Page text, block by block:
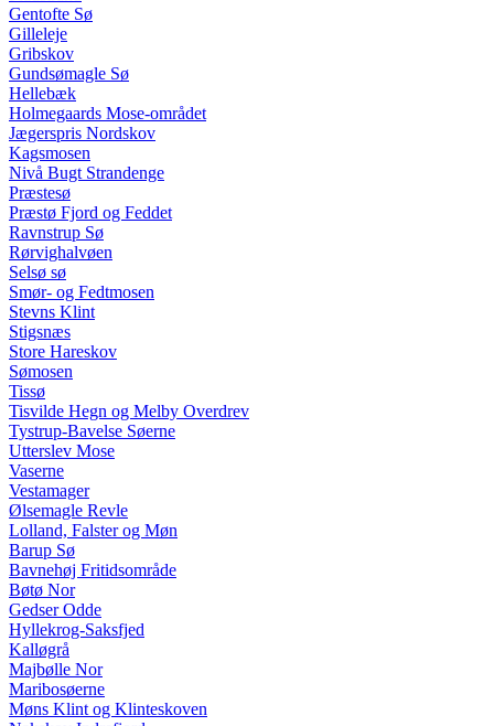
Gentofte Sø
Gilleleje
Gribskov
Gundsømagle Sø
Hellebæk
Holmegaards Mose-området
Jægerspris Nordskov
Kagsmosen
Nivå Bugt Strandenge
Præstesø
Præstø Fjord og Feddet
Ravnstrup Sø
Rørvighalvøen
Selsø sø
Smør- og Fedtmosen
Stevns Klint
Stigsnæs
Store Hareskov
Sømosen
Tissø
Tisvilde Hegn og Melby Overdrev
Tystrup-Bavelse Søerne
Utterslev Mose
Vaserne
Vestamager
Ølsemagle Revle
Lolland, Falster og Møn
Barup Sø
Bavnehøj Fritidsområde
Bøtø Nor
Gedser Odde
Hyllekrog-Saksfjed
Kalløgrå
Majbølle Nor
Maribosøerne
Møns Klint og Klinteskoven